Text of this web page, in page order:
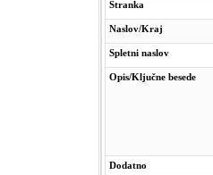
Stranka
Naslov/Kraj
Spletni naslov
Opis/Ključne besede
Dodatno